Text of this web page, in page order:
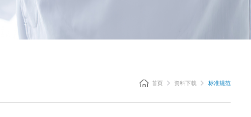
首页 资料下载 标准规范